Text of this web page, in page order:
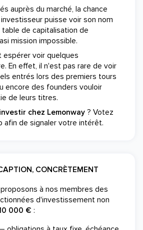
auprès du marché, la chance
puisse voir son nom
de capitalisation de
mission impossible.
espérer voir quelques
En effet, il n'est pas rare de voir
entrés lors des premiers tours
encore des founders vouloir
de leurs titres.
investir chez Lemonway ? Votez
de signaler votre intérêt.
CONCRÈTEMENT
à nos membres des
d'investissement non
000 € :